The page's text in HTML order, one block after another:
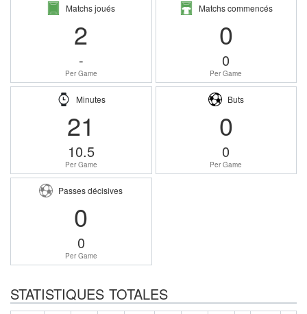
Matchs joués
2
-
Per Game
Matchs commencés
0
0
Per Game
Minutes
21
10.5
Per Game
Buts
0
0
Per Game
Passes décisives
0
0
Per Game
STATISTIQUES TOTALES